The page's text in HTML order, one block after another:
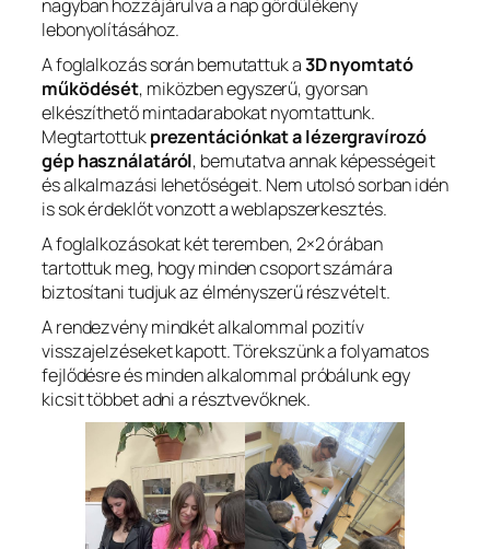
nagyban hozzájárulva a nap gördülékeny
lebonyolításához.
A foglalkozás során bemutattuk a3D nyomtató
működését, miközben egyszerű, gyorsan
elkészíthető mintadarabokat nyomtattunk.
Megtartottukprezentációnkat a lézergravírozó
gép használatáról, bemutatva annak képességeit
és alkalmazási lehetőségeit. Nem utolsó sorban idén
is sok érdeklőt vonzott a weblapszerkesztés.
A foglalkozásokat két teremben, 2×2 órában
tartottuk meg, hogy minden csoport számára
biztosítani tudjuk az élményszerű részvételt.
A rendezvény mindkét alkalommal pozitív
visszajelzéseket kapott. Törekszünk a folyamatos
fejlődésre és minden alkalommal próbálunk egy
kicsit többet adni a résztvevőknek.